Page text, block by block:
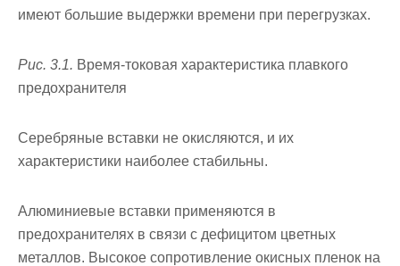
имеют большие выдержки времени при перегрузках.
Рис. 3.1. Время-токовая характеристика плавкого
предохранителя
Серебряные вставки не окисляются, и их
характеристики наибо­лее стабильны.
Алюминиевые вставки применяются в
предохранителях в связи с дефицитом цветных
металлов. Высокое сопротивление окисных пленок на